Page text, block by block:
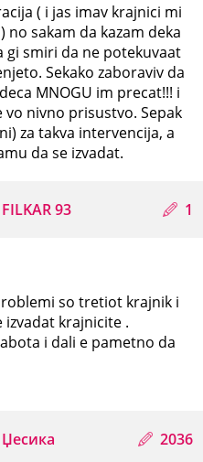
( i jas imav krajnici mi
no sakam da kazam deka
gi smiri da ne potekuvaat
Sekako zaboraviv da
MNOGU im precat!!! i
nivno prisustvo. Sepak
za takva intervencija, a
da se izvadat.
FILKAR 93 1
so tretiot krajnik i
krajnicite .
i dali e pametno da
Џесика 2036